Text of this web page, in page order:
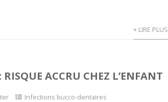
+ LIRE PLUS
ACCRU CHEZ L’ENFANT
Infections bucco-dentaires